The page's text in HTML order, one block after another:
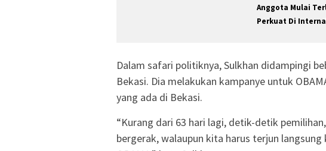
Anggota Mulai
Perkuat Di
Dalam safari politiknya, Sulkhan didampingi
Bekasi. Dia melakukan kampanye untuk
yang ada di Bekasi.
“Kurang dari 63 hari lagi, detik-detik
bergerak, walaupun kita harus terjun